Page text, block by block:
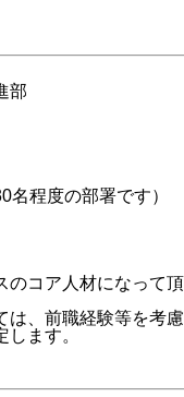
部
名程度の部署です）
のコア人材になって頂
は、前職経験等を考慮
ます。